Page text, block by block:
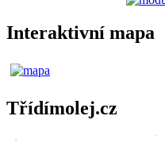
Interaktivní mapa
Třídímolej.cz